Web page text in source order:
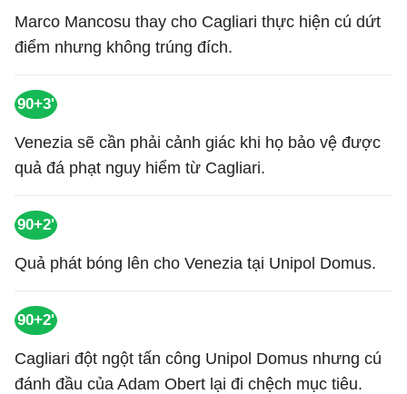
Marco Mancosu thay cho Cagliari thực hiện cú dứt
điểm nhưng không trúng đích.
90+3'
Venezia sẽ cần phải cảnh giác khi họ bảo vệ được
quả đá phạt nguy hiểm từ Cagliari.
90+2'
Quả phát bóng lên cho Venezia tại Unipol Domus.
90+2'
Cagliari đột ngột tấn công Unipol Domus nhưng cú
đánh đầu của Adam Obert lại đi chệch mục tiêu.